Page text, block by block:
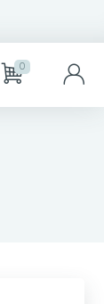
0